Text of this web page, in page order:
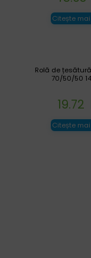
Citește
Rolă de
70/50/50
19.72
Citește